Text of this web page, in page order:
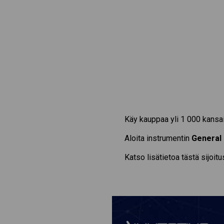
Käy kauppaa yli 1 000
Aloita instrumentin General
Katso lisätietoa tästä